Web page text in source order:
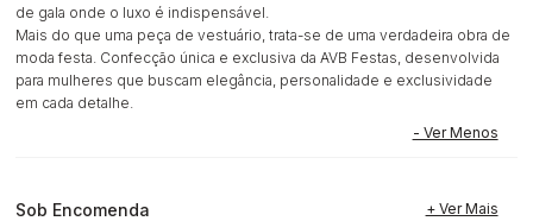
de gala onde o luxo é indispensável.
Mais do que uma peça de vestuário, trata-se de uma verdadeira obra de
moda festa. Confecção única e exclusiva da AVB Festas, desenvolvida
para mulheres que buscam elegância, personalidade e exclusividade
em cada detalhe.
Sob Encomenda